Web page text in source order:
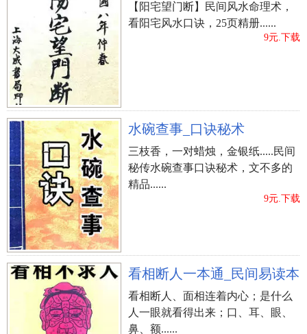
【阳宅望门断】民间风水命理术，
看阳宅风水口诀，25页精册......
9元.下载
水碗查事_口诀秘术
三枝香，一对蜡烛，金银纸.....民间
秘传水碗查事口诀秘术，文不多的
精品......
9元.下载
看相断人一本通_民间易读本
看相断人、面相连着内心；是什么
人一眼就看得出来；口、耳、眼、
鼻、额......